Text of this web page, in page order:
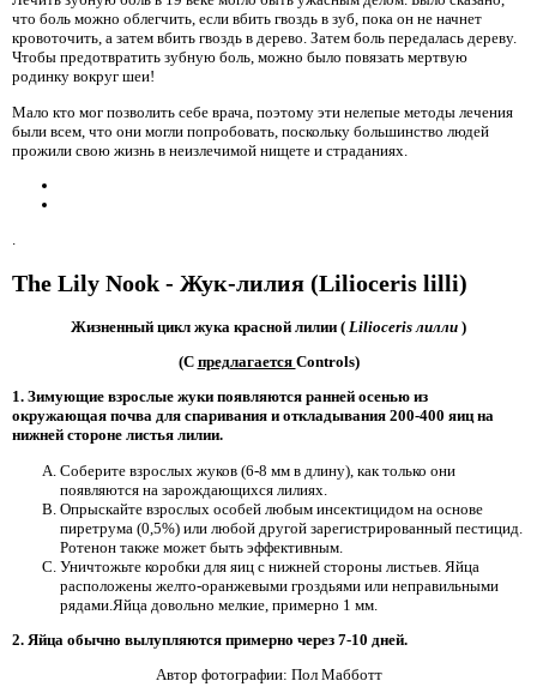
что боль можно облегчить, если вбить гвоздь в зуб, пока он не начнет
кровоточить, а затем вбить гвоздь в дерево. Затем боль передалась дереву.
Чтобы предотвратить зубную боль, можно было повязать мертвую
родинку вокруг шеи!
Мало кто мог позволить себе врача, поэтому эти нелепые методы лечения
были всем, что они могли попробовать, поскольку большинство людей
прожили свою жизнь в неизлечимой нищете и страданиях.
.
The Lily Nook - Жук-лилия (Lilioceris lilli)
Жизненный цикл жука красной лилии ( Lilioceris лилли )
(С предлагается Controls)
1. Зимующие взрослые жуки появляются ранней осенью из
окружающая почва для спаривания и откладывания 200-400 яиц на
нижней стороне листья лилии.
Соберите взрослых жуков (6-8 мм в длину), как только они
появляются на зарождающихся лилиях.
Опрыскайте взрослых особей любым инсектицидом на основе
пиретрума (0,5%) или любой другой зарегистрированный пестицид.
Ротенон также может быть эффективным.
Уничтожьте коробки для яиц с нижней стороны листьев. Яйца
расположены желто-оранжевыми гроздьями или неправильными
рядами.Яйца довольно мелкие, примерно 1 мм.
2. Яйца обычно вылупляются примерно через 7-10 дней.
Автор фотографии: Пол Мабботт